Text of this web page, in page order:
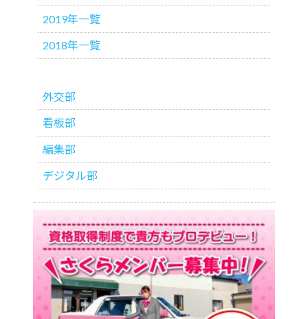
2019年一覧
2018年一覧
外交部
看板部
編集部
デジタル部